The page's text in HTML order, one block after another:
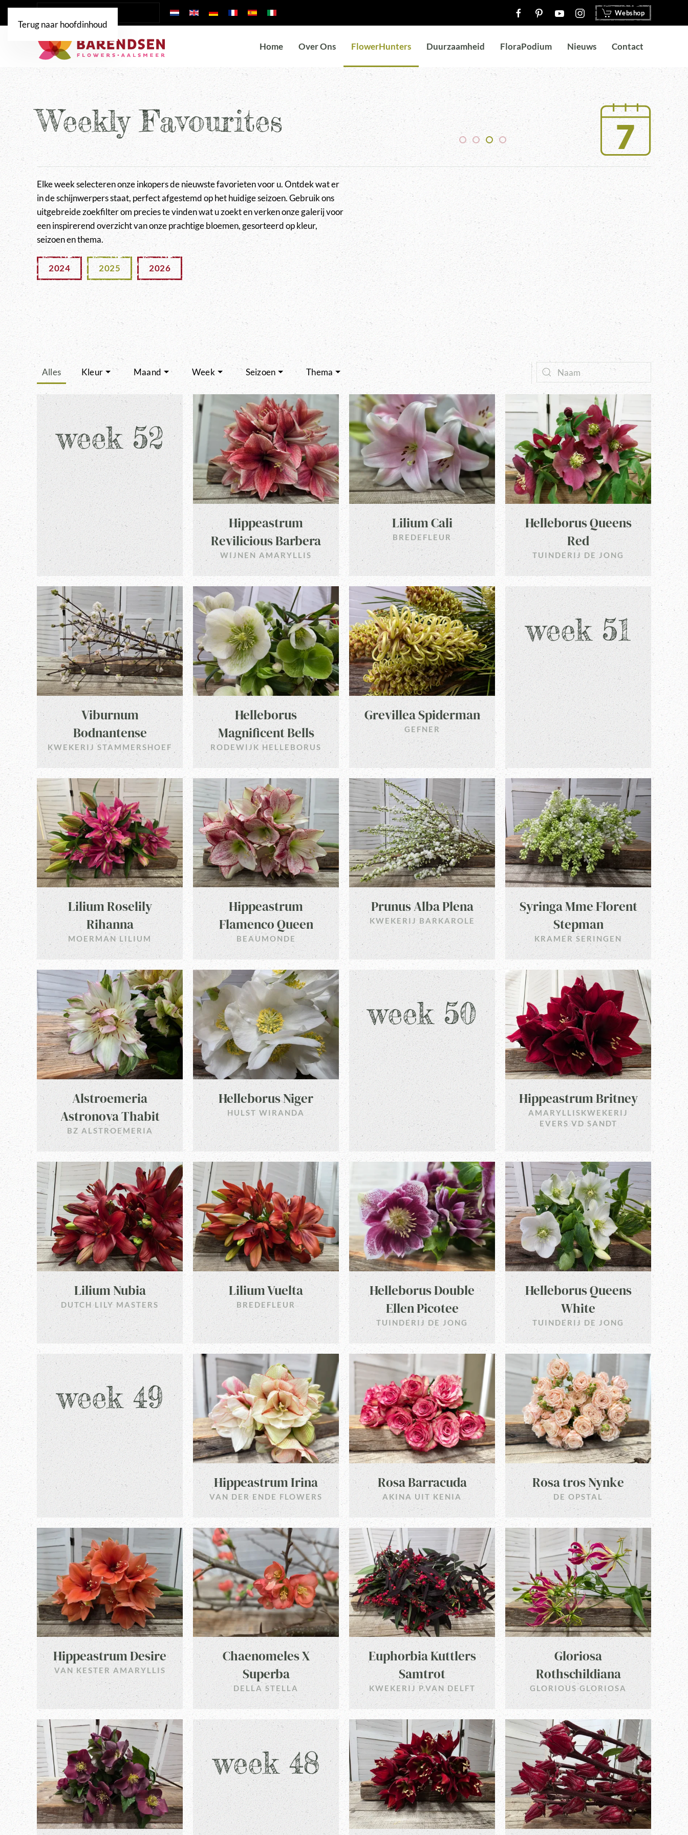
Terug naar hoofdinhoud
Webshop
Home Over Ons FlowerHunters Duurzaamheid FloraPodium Nieuws Contact
Weekly Favourites
Elke week selecteren onze inkopers de nieuwste favorieten voor u. Ontdek wat er
in de schijnwerpers staat, perfect afgestemd op het huidige seizoen. Gebruik ons
uitgebreide zoekfilter om precies te vinden wat u zoekt en verken onze galerij voor
een inspirerend overzicht van onze prachtige bloemen, gesorteerd op kleur,
seizoen en thema.
2024 2025 2026
Alles Kleur Maand Week Seizoen Thema
week 52
Hippeastrum
Revilicious Barbera
WIJNEN AMARYLLIS
Lilium Cali
BREDEFLEUR
Helleborus Queens
Red
TUINDERIJ DE JONG
Viburnum
Bodnantense
KWEKERIJ STAMMERSHOEF
Helleborus
Magnificent Bells
RODEWIJK HELLEBORUS
Grevillea Spiderman
GEFNER
week 51
Lilium Roselily
Rihanna
MOERMAN LILIUM
Hippeastrum
Flamenco Queen
BEAUMONDE
Prunus Alba Plena
KWEKERIJ BARKAROLE
Syringa Mme Florent
Stepman
KRAMER SERINGEN
Alstroemeria
Astronova Thabit
BZ ALSTROEMERIA
Helleborus Niger
HULST WIRANDA
week 50
Hippeastrum Britney
AMARYLLISKWEKERIJ
EVERS VD SANDT
Lilium Nubia
DUTCH LILY MASTERS
Lilium Vuelta
BREDEFLEUR
Helleborus Double
Ellen Picotee
TUINDERIJ DE JONG
Helleborus Queens
White
TUINDERIJ DE JONG
week 49
Hippeastrum Irina
VAN DER ENDE FLOWERS
Rosa Barracuda
AKINA UIT KENIA
Rosa tros Nynke
DE OPSTAL
Hippeastrum Desire
VAN KESTER AMARYLLIS
Chaenomeles X
Superba
DELLA STELLA
Euphorbia Kuttlers
Samtrot
KWEKERIJ P.VAN DELFT
Gloriosa
Rothschildiana
GLORIOUS GLORIOSA
week 48